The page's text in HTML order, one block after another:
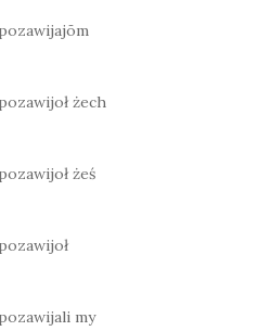
pozawijajōm
pozawijoł żech
pozawijoł żeś
pozawijoł
pozawijali my